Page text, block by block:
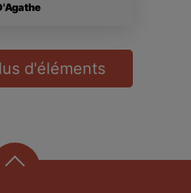
d'éléments